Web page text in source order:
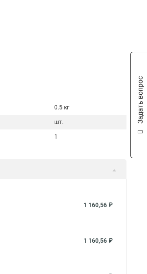
0.5 кг
шт.
1
1 160,56 ₽
1 160,56 ₽
Задать вопрос